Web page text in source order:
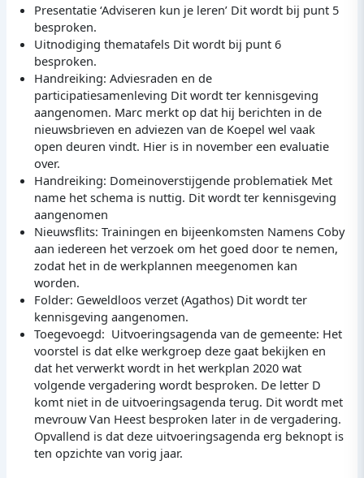
Presentatie ‘Adviseren kun je leren’ Dit wordt bij punt 5
besproken.
Uitnodiging thematafels Dit wordt bij punt 6
besproken.
Handreiking: Adviesraden en de
participatiesamenleving Dit wordt ter kennisgeving
aangenomen. Marc merkt op dat hij berichten in de
nieuwsbrieven en adviezen van de Koepel wel vaak
open deuren vindt. Hier is in november een evaluatie
over.
Handreiking: Domeinoverstijgende problematiek Met
name het schema is nuttig. Dit wordt ter kennisgeving
aangenomen
Nieuwsflits: Trainingen en bijeenkomsten Namens Coby
aan iedereen het verzoek om het goed door te nemen,
zodat het in de werkplannen meegenomen kan
worden.
Folder: Geweldloos verzet (Agathos) Dit wordt ter
kennisgeving aangenomen.
Toegevoegd: Uitvoeringsagenda van de gemeente: Het
voorstel is dat elke werkgroep deze gaat bekijken en
dat het verwerkt wordt in het werkplan 2020 wat
volgende vergadering wordt besproken. De letter D
komt niet in de uitvoeringsagenda terug. Dit wordt met
mevrouw Van Heest besproken later in de vergadering.
Opvallend is dat deze uitvoeringsagenda erg beknopt is
ten opzichte van vorig jaar.